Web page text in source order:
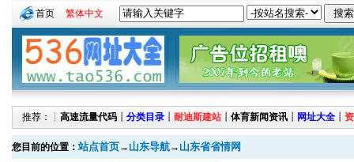
首页 繁体中文
推荐：┊ 高速流量代码 ┊ 分类目录 ┊ 耐迪斯建站 ┊ 体育新闻资讯 ┊ 网址大全 ┊
您目前的位置： 站点首页→ 山东导航→ 山东省省情网